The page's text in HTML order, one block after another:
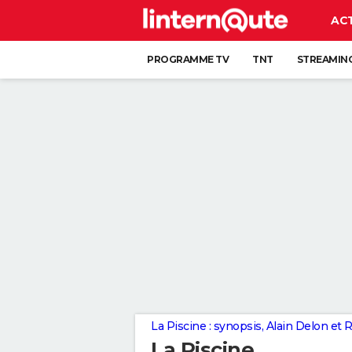
PROGRAMME TV TNT
La Piscine : synopsis, Alain Delon et